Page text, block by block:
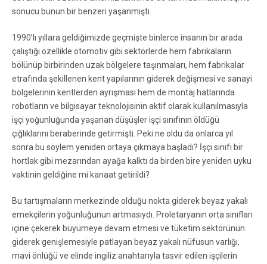
sonucu bunun bir benzeri yaşanmıştı.
1990’lı yıllara geldiğimizde geçmişte binlerce insanın bir arada
çalıştığı özellikle otomotiv gibi sektörlerde hem fabrikaların
bölünüp birbirinden uzak bölgelere taşınmaları, hem fabrikalar
etrafında şekillenen kent yapılarının giderek değişmesi ve sanayi
bölgelerinin kentlerden ayrışması hem de montaj hatlarında
robotların ve bilgisayar teknolojisinin aktif olarak kullanılmasıyla
işçi yoğunluğunda yaşanan düşüşler işçi sınıfının öldüğü
çığlıklarını beraberinde getirmişti. Peki ne oldu da onlarca yıl
sonra bu söylem yeniden ortaya çıkmaya başladı? İşçi sınıfı bir
hortlak gibi mezarından ayağa kalktı da birden bire yeniden uyku
vaktinin geldiğine mi kanaat getirildi?
Bu tartışmaların merkezinde olduğu nokta giderek beyaz yakalı
emekçilerin yoğunluğunun artmasıydı. Proletaryanın orta sınıfları
içine çekerek büyümeye devam etmesi ve tüketim sektörünün
giderek genişlemesiyle patlayan beyaz yakalı nüfusun varlığı,
mavi önlüğü ve elinde ingiliz anahtarıyla tasvir edilen işçilerin